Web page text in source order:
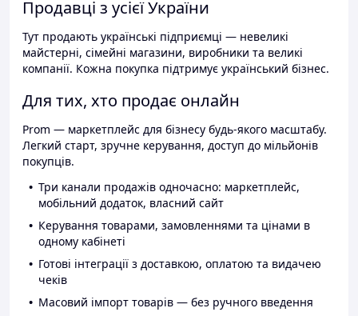
Продавці з усієї України
Тут продають українські підприємці — невеликі
майстерні, сімейні магазини, виробники та великі
компанії. Кожна покупка підтримує український бізнес.
Для тих, хто продає онлайн
Prom — маркетплейс для бізнесу будь-якого масштабу.
Легкий старт, зручне керування, доступ до мільйонів
покупців.
Три канали продажів одночасно: маркетплейс,
мобільний додаток, власний сайт
Керування товарами, замовленнями та цінами в
одному кабінеті
Готові інтеграції з доставкою, оплатою та видачею
чеків
Масовий імпорт товарів — без ручного введення